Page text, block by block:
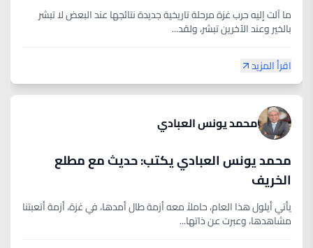
ما آلت إليه حرب غزة مرحلة تاريخية جديدة نتائجها عند البعض لا تبشر
بالخير وعند الآخرين تبشر، ولقد...
اقرأ المزيد
محمد يونس العبادي
محمد يونس العبادي يكتب: حديث مع مطلع
الخريف
يأتي أيلول هذا العام، حاملاً معه أزمة طال أمدها، في غزة، أزمة أتعبتنا
مشاهدها، وعبرت عن ذاتها...